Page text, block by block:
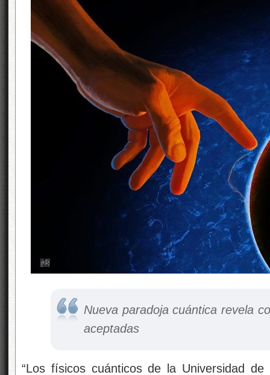
Nueva paradoja cuántica revela
aceptadas
“Los físicos cuánticos de la Universidad